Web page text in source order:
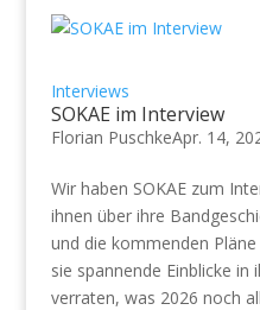
Interviews
SOKAE im Interview
Florian PuschkeApr. 14,
Wir haben SOKAE zum
ihnen über ihre
und die kommenden
sie spannende Einblicke in
verraten, was 2026 noch